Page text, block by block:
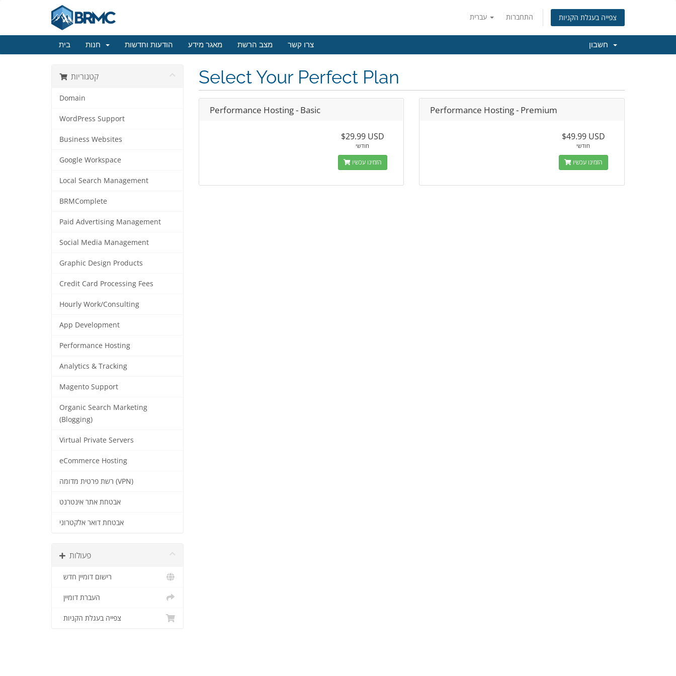
התחברות צפייה בעגלת הקניות
בית הודעות וחדשות מאגר מידע מצב הרשת צרו קשר
קטגוריות
Domain
WordPress Support
Business Websites
Google Workspace
Local Search Management
BRMComplete
Paid Advertising Management
Social Media Management
Graphic Design Products
Credit Card Processing Fees
Hourly Work/Consulting
App Development
Performance Hosting
Analytics & Tracking
Magento Support
Organic Search Marketing
(Blogging)
Virtual Private Servers
eCommerce Hosting
רשת פרטית מדומה (VPN)
אבטחת אתר אינטרנט
אבטחת דואר אלקטרוני
פעולות
רישום דומיין חדש
העברת דומיין
צפייה בעגלת הקניות
Select Your Perfect Plan
Performance Hosting - Basic
$29.99 USD
חודשי
הזמינו עכשיו
Performance Hosting - Premium
$49.99 USD
חודשי
הזמינו עכשיו